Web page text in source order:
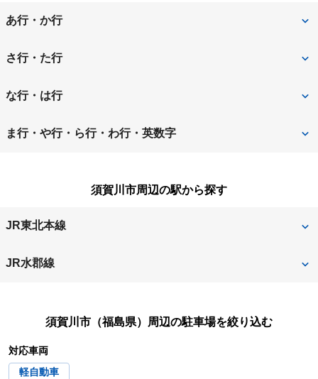
あ行・か行
会津若松市
いわき市
さ行・た行
白河市
相馬郡新地町 相馬市
伊達郡桑折町
伊達市
な行・は行
西白河郡西郷村 西白河郡矢吹町
双葉郡富岡町
双葉郡浪江町
ま行・や行・ら行・わ行・英数字
須賀川市周辺の駅から探す
JR東北本線
須賀川
JR水郡線
須賀川市（福島県）
周辺の駐車場を絞り込む
対応車両
軽自動車